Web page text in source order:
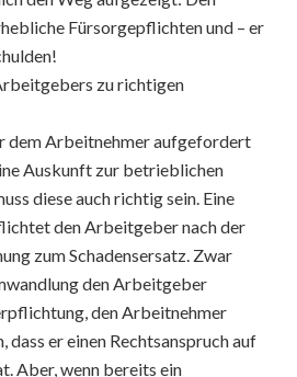
Fürsorgepflichten und – er
zu richtigen
dem Arbeitnehmer aufgefordert
Auskunft zur betrieblichen
diese auch richtig sein. Eine
den Arbeitgeber nach der
zum Schadensersatz. Zwar
den Arbeitgeber
den Arbeitnehmer
er einen Rechtsanspruch auf
Aber, wenn bereits ein